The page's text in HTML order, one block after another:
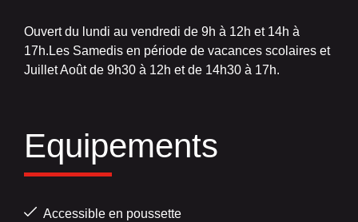
Ouvert du lundi au vendredi de 9h à 12h et 14h à
17h.Les Samedis en période de vacances scolaires et
Juillet Août de 9h30 à 12h et de 14h30 à 17h.
Equipements
Accessible en poussette